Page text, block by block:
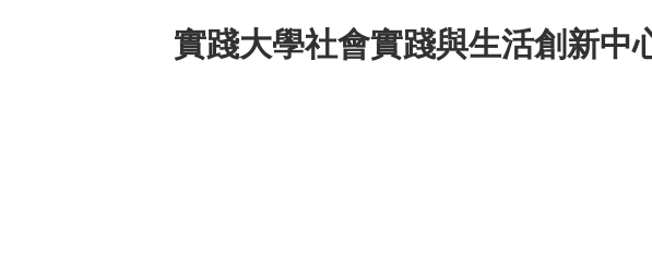
實踐大學社會實踐與生活創新中